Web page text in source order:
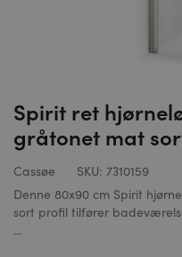
Spirit ret
gråtonet mat
Cassøe SKU: 7310159
Denne 80x90 cm Spirit
sort profil tilfører
...